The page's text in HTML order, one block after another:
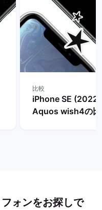
比較
iPhone SE
Aquos wish4の
ォンをお探しで